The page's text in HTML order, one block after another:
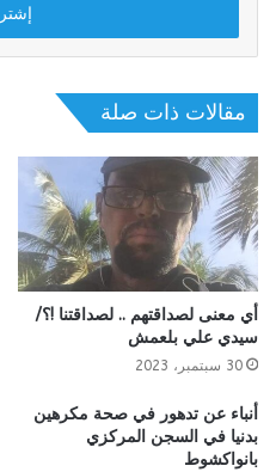
مقالات ذات صلة
أي معنى لصداقتهم .. لصداقتنا !؟/
سيدي علي بلعمش
30 سبتمبر، 2023
أنباء عن تدهور في صحة مكرهين
بدنيا في السجن المركزي
بانواكشوط